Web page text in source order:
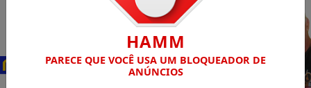
HAMM
PARECE QUE VOCÊ USA UM BLOQUEADOR DE
ANÚNCIOS